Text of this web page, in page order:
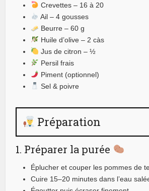
Crevettes – 16 à 20
Ail – 4 gousses
Beurre – 60 g
Huile d’olive – 2 càs
Jus de citron – ½
Persil frais
Piment (optionnel)
Sel & poivre
Préparation
1. Préparer la purée
Éplucher et couper les pommes de
Cuire 15–20 minutes dans l’eau